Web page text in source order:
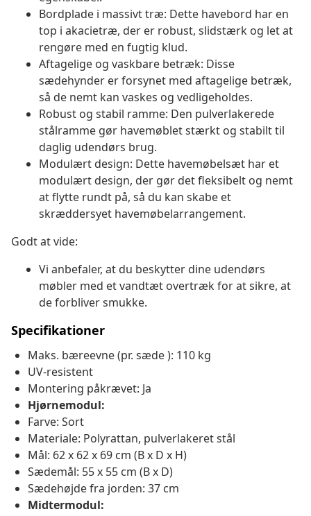
Bordplade i massivt træ: Dette havebord har en
top i akacietræ, der er robust, slidstærk og let at
rengøre med en fugtig klud.
Aftagelige og vaskbare betræk: Disse
sædehynder er forsynet med aftagelige betræk,
så de nemt kan vaskes og vedligeholdes.
Robust og stabil ramme: Den pulverlakerede
stålramme gør havemøblet stærkt og stabilt til
daglig udendørs brug.
Modulært design: Dette havemøbelsæt har et
modulært design, der gør det fleksibelt og nemt
at flytte rundt på, så du kan skabe et
skræddersyet havemøbelarrangement.
Godt at vide:
Vi anbefaler, at du beskytter dine udendørs
møbler med et vandtæt overtræk for at sikre, at
de forbliver smukke.
Specifikationer
Maks. bæreevne (pr. sæde ): 110 kg
UV-resistent
Montering påkrævet: Ja
Hjørnemodul:
Farve: Sort
Materiale: Polyrattan, pulverlakeret stål
Mål: 62 x 62 x 69 cm (B x D x H)
Sædemål: 55 x 55 cm (B x D)
Sædehøjde fra jorden: 37 cm
Midtermodul: